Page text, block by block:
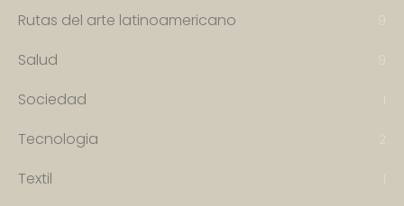
Rutas del arte latinoamericano 9
Salud 9
Sociedad 1
Tecnologia 2
Textil 1